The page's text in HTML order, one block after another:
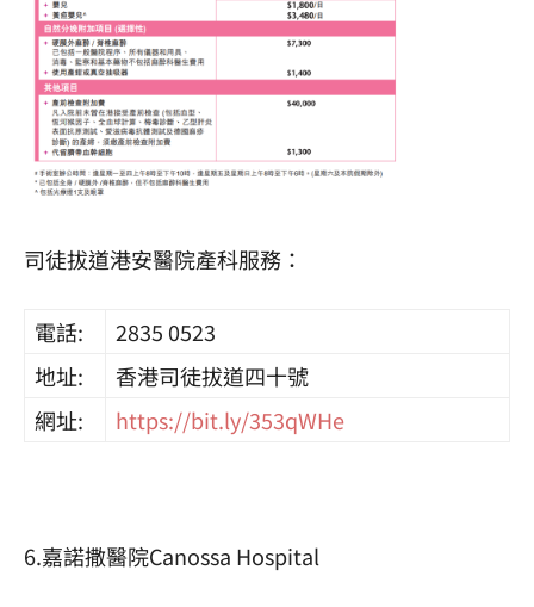
司徒拔道港安醫院產科服務：
電話:
2835 0523
地址:
香港司徒拔道四十號
網址:
https://bit.ly/353qWHe
6.嘉諾撒醫院Canossa Hospital